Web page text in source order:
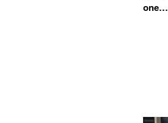
one…